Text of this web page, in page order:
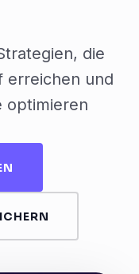
die
erreichen und
optimieren